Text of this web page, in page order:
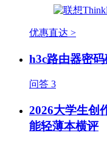
优惠直达 >
h3c路由器密
问答 3
2026大学生创
能轻薄本横评